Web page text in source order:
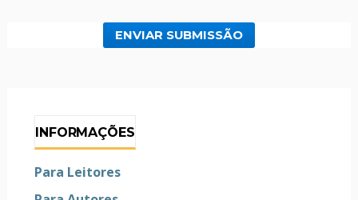
ENVIAR SUBMISSÃO
INFORMAÇÕES
Para Leitores